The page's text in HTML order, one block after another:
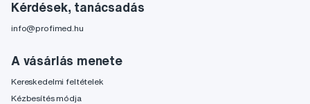
Kérdések, tanácsadás
info@profimed.hu
A vásárlás menete
Kereskedelmi feltételek
Kézbesítés módja